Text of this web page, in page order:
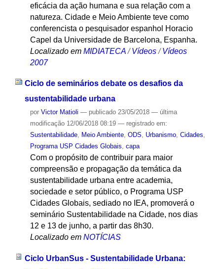
eficácia da ação humana e sua relação com a
natureza. Cidade e Meio Ambiente teve como
conferencista o pesquisador espanhol Horacio
Capel da Universidade de Barcelona, Espanha.
Localizado em MIDIATECA /Vídeos /Vídeos
2007
Ciclo de seminários debate os desafios da
sustentabilidade urbana
por Victor Matioli — publicado23/05/2018 — última
modificação12/06/2018 08:19 — registrado em:
Sustentabilidade, Meio Ambiente, ODS, Urbanismo, Cidades,
Programa USP Cidades Globais, capa
Com o propósito de contribuir para maior
compreensão e propagação da temática da
sustentabilidade urbana entre academia,
sociedade e setor público, o Programa USP
Cidades Globais, sediado no IEA, promoverá o
seminário Sustentabilidade na Cidade, nos dias
12 e 13 de junho, a partir das 8h30.
Localizado em NOTÍCIAS
Ciclo UrbanSus - Sustentabilidade Urbana: